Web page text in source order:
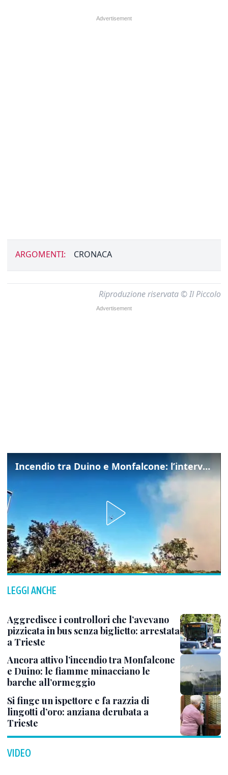
ARGOMENTI: CRONACA
Riproduzione riservata © Il Piccolo
Incendio tra Duino e Monfalcone: l’intervento dei vigili del fuoco
LEGGI ANCHE
Aggredisce i controllori che l’avevano
pizzicata in bus senza biglietto: arrestata
a Trieste
Ancora attivo l’incendio tra Monfalcone
e Duino: le fiamme minacciano le
barche all’ormeggio
Si finge un ispettore e fa razzia di
lingotti d’oro: anziana derubata a
Trieste
VIDEO